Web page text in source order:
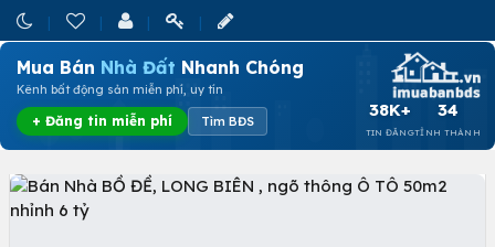
Mua Bán Nhà Đất Nhanh Chóng
Kênh bất động sản miễn phí, uy tín
+ Đăng tin miễn phí Tìm BĐS
38K+
TIN ĐĂNG
34
TỈNH THÀNH